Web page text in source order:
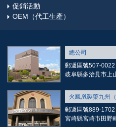
促銷活動
OEM（代工生產）
總公司
郵遞區號507-0022
岐阜縣多治見市上
火鳳凰製藥九州（
郵遞區號889-1702
宮崎縣宮崎市田野